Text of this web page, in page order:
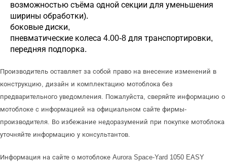
возможностью съёма одной секции для уменьшения
ширины обработки).
боковые диски,
пневматические колеса 4.00-8 для транспортировки,
передняя подпорка.
Производитель оставляет за собой право на внесение изменений в
конструкцию, дизайн и комплектацию мотоблока без
предварительного уведомления. Пожалуйста, сверяйте информацию о
мотоблоке с информацией на официальном сайте фирмы-
производителя. Во избежание недоразумений при покупке мотоблока
уточняйте информацию у консультантов.
Информация на сайте о мотоблоке Aurora Space-Yard 1050 EASY